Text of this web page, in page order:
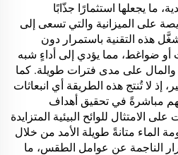
ما يجعلها استثمارًا جذّابًا
على الميزانية والتي تسعى إلى
هذه التقنية باستمرار دون
ضواغط، مما يؤدي إلى أداءٍ شبه
على مدى فترات طويلة. كما
إذ لا تُنتج هذه الطريقة أي انبعاثات
مباشرةً في تحقيق أهداف
الامتثال للوائح البيئية المتزايدة
الماء متانةً طويلة الأمد من خلال
الناجمة عن عوامل الطقس، ما